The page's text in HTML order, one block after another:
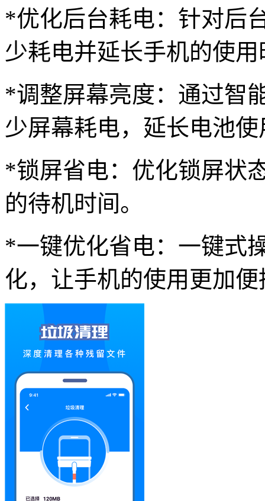
*优化后台耗电：针对后
少耗电并延长手机的使用
*调整屏幕亮度：通过智
少屏幕耗电，延长电池
*锁屏省电：优化锁屏状
的待机时间。
*一键优化省电：一键式
化，让手机的使用更加便